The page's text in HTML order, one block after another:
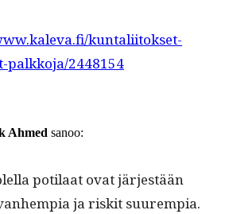
kuntaliitokset-
palkkoja/2448154
Ahmed sanoo:
poti­laat ovat jär­jestään
ja riskit suurem­pia.